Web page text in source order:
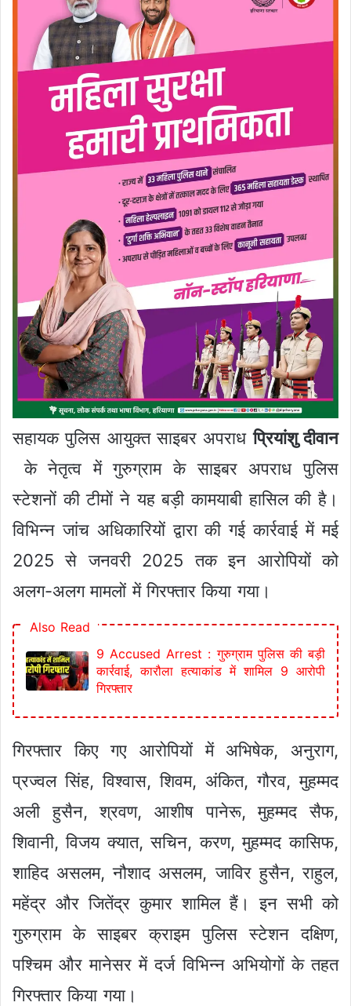
सहायक पुलिस आयुक्त साइबर अपराधप्रियांशु दीवान
के नेतृत्व में गुरुग्राम के साइबर अपराध पुलिस
स्टेशनों की टीमों ने यह बड़ी कामयाबी हासिल की है।
विभिन्न जांच अधिकारियों द्वारा की गई कार्रवाई में मई
2025 से जनवरी 2025 तक इन आरोपियों को
अलग-अलग मामलों में गिरफ्तार किया गया।
Also Read
9 Accused Arrest : गुरुग्राम पुलिस की बड़ी
कार्रवाई, कारौला हत्याकांड में शामिल 9 आरोपी
गिरफ्तार
गिरफ्तार किए गए आरोपियों में अभिषेक, अनुराग,
प्रज्वल सिंह, विश्वास, शिवम, अंकित, गौरव, मुहम्मद
अली हुसैन, श्रवण, आशीष पानेरू, मुहम्मद सैफ,
शिवानी, विजय क्यात, सचिन, करण, मुहम्मद कासिफ,
शाहिद असलम, नौशाद असलम, जाविर हुसैन, राहुल,
महेंद्र और जितेंद्र कुमार शामिल हैं। इन सभी को
गुरुग्राम के साइबर क्राइम पुलिस स्टेशन दक्षिण,
पश्चिम और मानेसर में दर्ज विभिन्न अभियोगों के तहत
गिरफ्तार किया गया।